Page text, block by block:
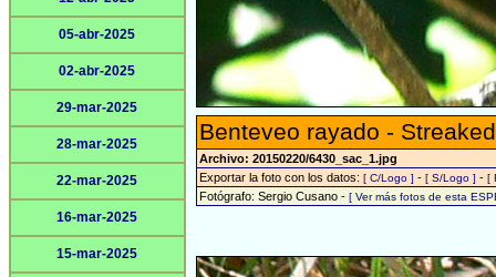
05-abr-2025
02-abr-2025
29-mar-2025
28-mar-2025
22-mar-2025
16-mar-2025
15-mar-2025
Benteveo rayado -
Archivo: 20150220/6430_sac_1.jpg
Exportar la foto con los datos: [ C/Logo ] - [ S/Logo ] - [
Fotógrafo: Sergio Cusano - [ Ver más fotos de esta